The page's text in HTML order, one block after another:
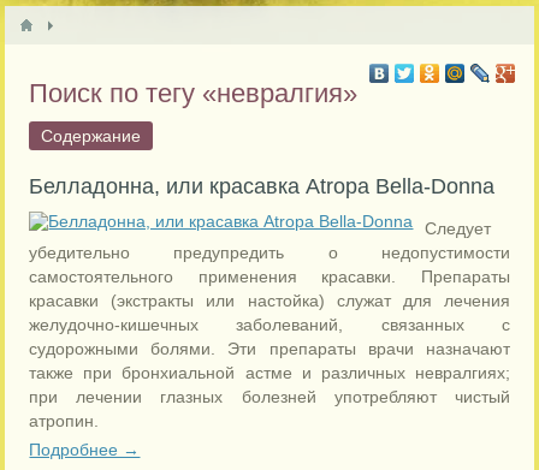
Поиск по тегу «невралгия»
Содержание
Белладонна, или красавка Atropa Bella-Donna
Следует
убедительно предупредить о недопустимости
самостоятельного применения красавки. Препараты
красавки (экстракты или настойка) служат для лечения
желудочно-кишечных заболеваний, связанных с
судорожными болями. Эти препараты врачи назначают
также при бронхиальной астме и различных невралгиях;
при лечении глазных болезней употребляют чистый
атропин.
Подробнее →